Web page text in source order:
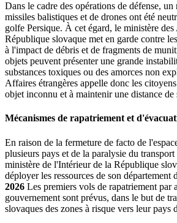
Dans le cadre des opérations de défense,
missiles balistiques et de drones ont été
golfe Persique. À cet égard, le ministère
République slovaque met en garde contre
à l'impact de débris et de fragments de
objets peuvent présenter une grande
substances toxiques ou des amorces non
Affaires étrangères appelle donc les
objet inconnu et à maintenir une distance de
Mécanismes de rapatriement et
En raison de la fermeture de facto de
plusieurs pays et de la paralysie du
ministère de l'Intérieur de la République
déployer les ressources de son département
2026 Les premiers vols de rapatriement par
gouvernement sont prévus, dans le but de
slovaques des zones à risque vers leur pays